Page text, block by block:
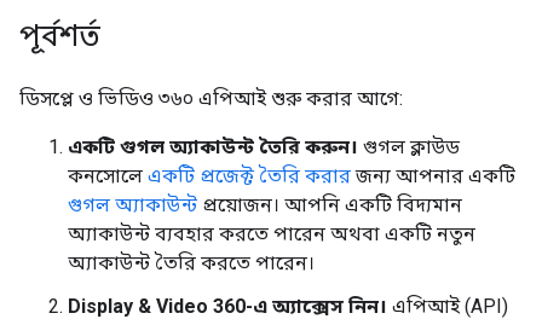
পূর্বশর্ত
ডিসপ্লে ও ভিডিও ৩৬০ এপিআই শুরু করার আগে:
একটি গুগল অ্যাকাউন্ট তৈরি করুন। গুগল ক্লাউড
কনসোলে একটি প্রজেক্ট তৈরি করারজন্য আপনার একটি
গুগল অ্যাকাউন্ট প্রয়োজন। আপনি একটি বিদ্যমান
অ্যাকাউন্ট ব্যবহার করতে পারেন অথবা একটি নতুন
অ্যাকাউন্ট তৈরি করতে পারেন।
Display & Video 360-এ অ্যাক্সেস নিন। এপিআই (API)